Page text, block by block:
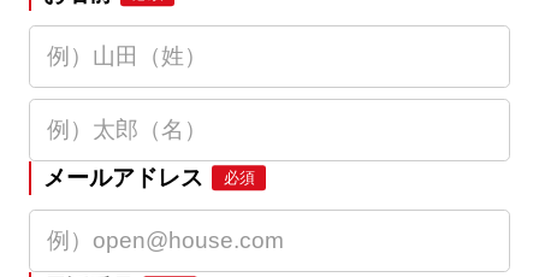
メールアドレス 必須